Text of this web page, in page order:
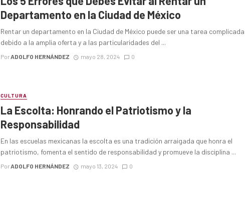
Departamento en la Ciudad de México
Rentar un departamento en la Ciudad de México puede ser una tarea complicada
debido a la amplia oferta y a las particularidades del ...
PorADOLFO HERNÁNDEZ mayo 28, 2024 0
CULTURA
La Escolta: Honrando el Patriotismo y la
Responsabilidad
En las escuelas mexicanas la escolta es una tradición arraigada que honra el
patriotismo, fomenta el sentido de responsabilidad y promueve la disciplina ...
PorADOLFO HERNÁNDEZ mayo 13, 2024 0